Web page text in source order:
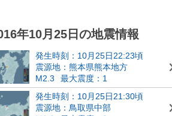
年10月25日の地震情報
発生時刻：10月25日22:23頃
震源地：熊本県熊本地方
M2.3
最大震度：1
発生時刻：10月25日21:30頃
震源地：鳥取県中部